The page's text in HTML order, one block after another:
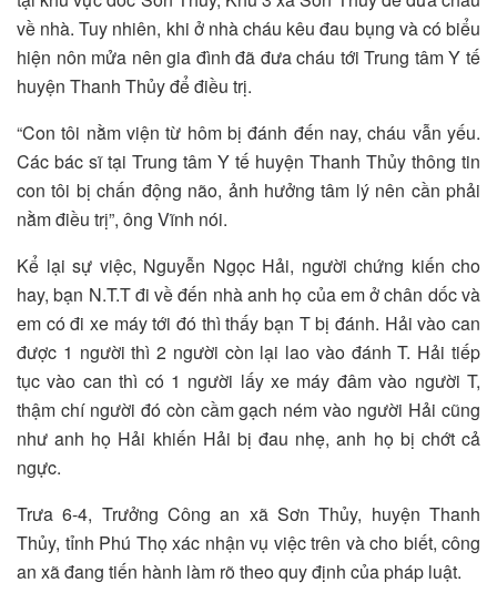
về nhà. Tuy nhiên, khi ở nhà cháu kêu đau bụng và có biểu
hiện nôn mửa nên gia đình đã đưa cháu tới Trung tâm Y tế
huyện Thanh Thủy để điều trị.
“Con tôi nằm viện từ hôm bị đánh đến nay, cháu vẫn yếu.
Các bác sĩ tại Trung tâm Y tế huyện Thanh Thủy thông tin
con tôi bị chấn động não, ảnh hưởng tâm lý nên cần phải
nằm điều trị”, ông Vĩnh nói.
Kể lại sự việc, Nguyễn Ngọc Hải, người chứng kiến cho
hay, bạn N.T.T đi về đến nhà anh họ của em ở chân dốc và
em có đi xe máy tới đó thì thấy bạn T bị đánh. Hải vào can
được 1 người thì 2 người còn lại lao vào đánh T. Hải tiếp
tục vào can thì có 1 người lấy xe máy đâm vào người T,
thậm chí người đó còn cầm gạch ném vào người Hải cũng
như anh họ Hải khiến Hải bị đau nhẹ, anh họ bị chớt cả
ngực.
Trưa 6-4, Trưởng Công an xã Sơn Thủy, huyện Thanh
Thủy, tỉnh Phú Thọ xác nhận vụ việc trên và cho biết, công
an xã đang tiến hành làm rõ theo quy định của pháp luật.